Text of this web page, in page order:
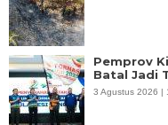
Pemprov
Batal Jadi
3 Agustus 2026 |